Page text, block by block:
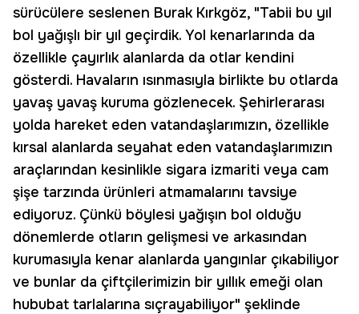
sürücülere seslenen Burak Kırkgöz, "Tabii bu yıl
bol yağışlı bir yıl geçirdik. Yol kenarlarında da
özellikle çayırlık alanlarda da otlar kendini
gösterdi. Havaların ısınmasıyla birlikte bu otlarda
yavaş yavaş kuruma gözlenecek. Şehirlerarası
yolda hareket eden vatandaşlarımızın, özellikle
kırsal alanlarda seyahat eden vatandaşlarımızın
araçlarından kesinlikle sigara izmariti veya cam
şişe tarzında ürünleri atmamalarını tavsiye
ediyoruz. Çünkü böylesi yağışın bol olduğu
dönemlerde otların gelişmesi ve arkasından
kurumasıyla kenar alanlarda yangınlar çıkabiliyor
ve bunlar da çiftçilerimizin bir yıllık emeği olan
hububat tarlalarına sıçrayabiliyor" şeklinde